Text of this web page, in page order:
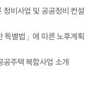
정비사업 및 공공정비 컨설
특별법」에 따른 노후계획
공주택 복합사업 소개